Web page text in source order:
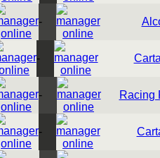
-
-
- Racing
-